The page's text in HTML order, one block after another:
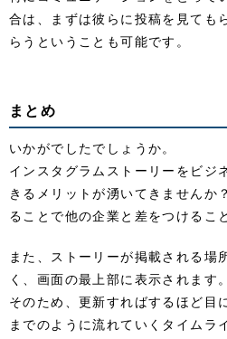
合は、まずは彼らに投稿を見ても
らうということも可能です。
まとめ
いかがでしたでしょうか。
インスタグラムストーリーをビジ
きるメリットが湧いてきませんか
ることで他の企業と差をつけるこ
また、ストーリーが掲載される場
く、画面の最上部に表示されます。
そのため、更新すればするほど目
までのように流れていくタイムラ